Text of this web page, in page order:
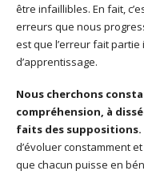
être infaillibles. En fait,
erreurs que nous
est que l’erreur fait
d’apprentissage.
Nous cherchons
compréhension, à
faits des suppositions.
d’évoluer constamment
que chacun puisse en